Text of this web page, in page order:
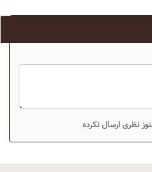
نظری ارسال نکرده